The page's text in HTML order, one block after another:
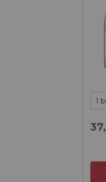
37,